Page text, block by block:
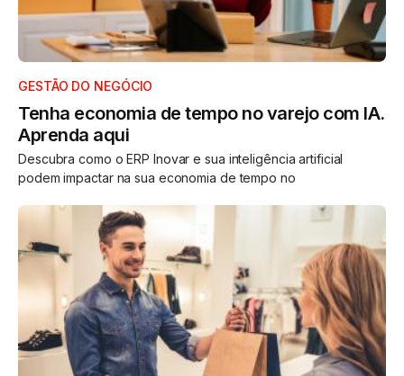
GESTÃO DO NEGÓCIO
Tenha economia de tempo no varejo com IA.
Aprenda aqui
Descubra como o ERP Inovar e sua inteligência artificial
podem impactar na sua economia de tempo no